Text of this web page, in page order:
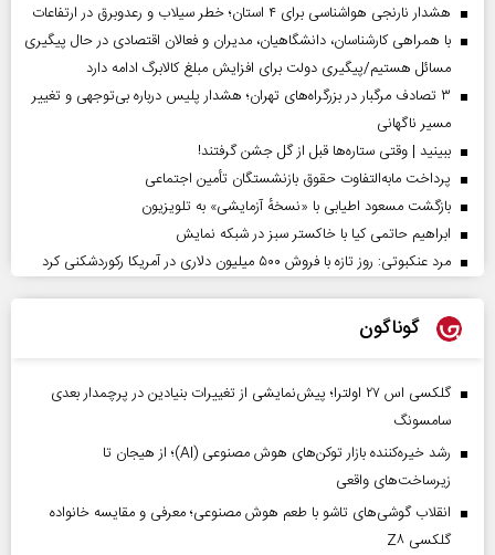
هشدار نارنجی هواشناسی برای ۴ استان؛ خطر سیلاب و رعدوبرق در ارتفاعات
با همراهی کارشناسان، دانشگاهیان، مدیران و فعالان اقتصادی در حال پیگیری
مسائل هستیم/پیگیری دولت برای افزایش مبلغ کالابرگ ادامه دارد
۳ تصادف مرگبار در بزرگراه‌های تهران؛ هشدار پلیس درباره بی‌توجهی و تغییر
مسیر ناگهانی
ببینید | وقتی ستاره‌ها قبل از گل جشن گرفتند!
پرداخت مابه‌التفاوت حقوق بازنشستگان تأمین اجتماعی
بازگشت مسعود اطیابی با «نسخهٔ آزمایشی» به تلویزیون
ابراهیم حاتمی کیا با خاکستر سبز در شبکه نمایش
مرد عنکبوتی: روز تازه با فروش ۵۰۰ میلیون دلاری در آمریکا رکوردشکنی کرد
گوناگون
گلکسی اس ۲۷ اولترا؛ پیش‌نمایشی از تغییرات بنیادین در پرچمدار بعدی
سامسونگ
رشد خیره‌کننده بازار توکن‌های هوش مصنوعی (AI)؛ از هیجان تا
زیرساخت‌های واقعی
انقلاب گوشی‌های تاشو‌ با طعم هوش مصنوعی؛ معرفی و مقایسه خانواده
گلکسی Z۸